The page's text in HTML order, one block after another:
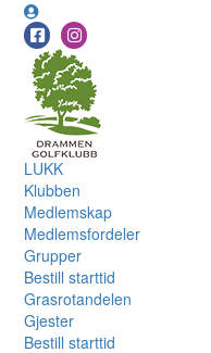
LUKK
Klubben
Medlemskap
Medlemsfordeler
Grupper
Bestill starttid
Grasrotandelen
Gjester
Bestill starttid